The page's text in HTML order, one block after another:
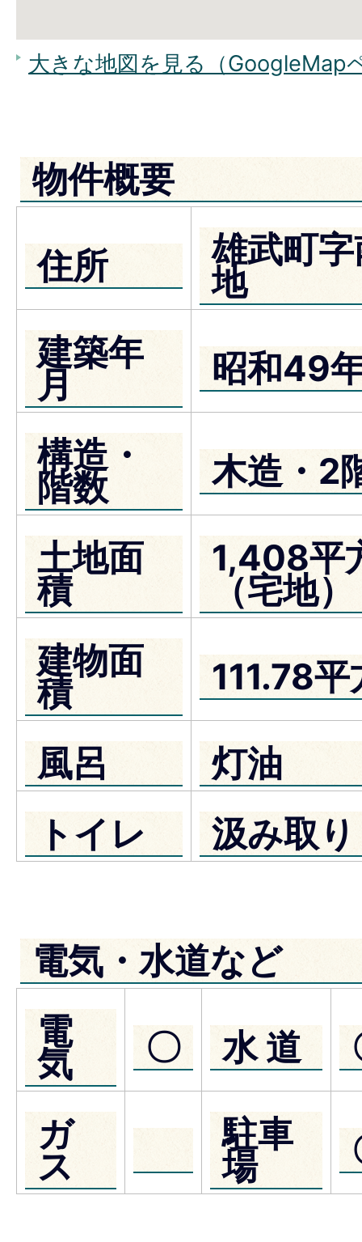
大きな地図を見る（GoogleMap
物件概要
住所 雄武町
地
建築年
月 昭和49
構造・
階数 木造・2
土地面
積
1,408平
（宅地）
建物面
積 111.78
風呂
灯油
トイレ
汲み取り
電気・水道など
電
気 〇 水 道
ガ
ス
駐車
場